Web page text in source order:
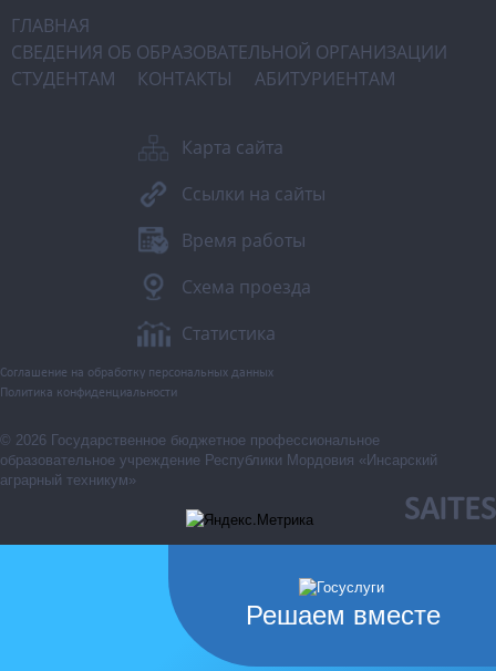
ГЛАВНАЯ
СВЕДЕНИЯ ОБ ОБРАЗОВАТЕЛЬНОЙ ОРГАНИЗАЦИИ
СТУДЕНТАМ
КОНТАКТЫ АБИТУРИЕНТАМ
Карта сайта
Ссылки на сайты
Время работы
Схема проезда
Статистика
Соглашение на обработку персональных данных
Политика конфиденциальности
© 2026 Государственное бюджетное профессиональное
образовательное учреждение Республики Мордовия «Инсарский
аграрный техникум»
SAITES
Решаем вместе